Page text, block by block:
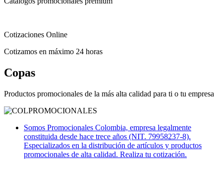
Cotizaciones Online
Cotizamos en máximo 24 horas
Copas
Productos promocionales de la más alta calidad para ti o tu empresa
Somos Promocionales Colombia, empresa legalmente
constituida desde hace trece años (NIT. 79958237-8).
Especializados en la distribución de artículos y productos
promocionales de alta calidad. Realiza tu cotización.